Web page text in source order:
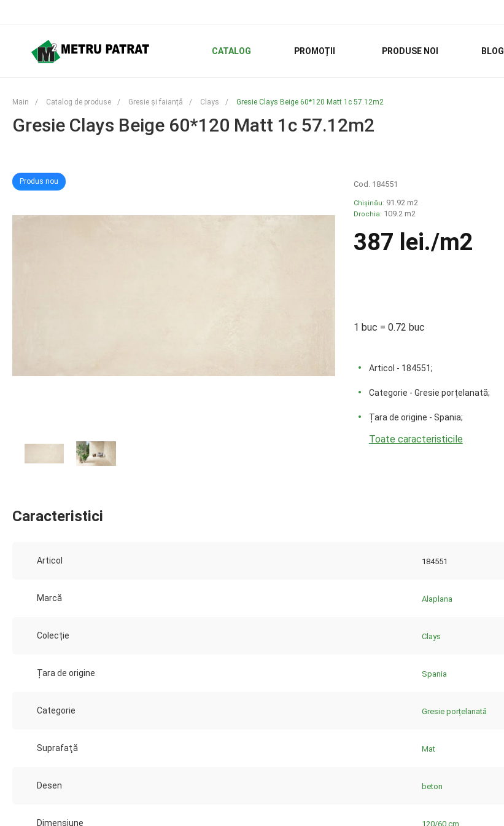
CATALOG PROMOȚII PRODUSE NOI BLOG
Main / Catalog de produse / Gresie și faianță / Clays / Gresie Clays Beige 60*120 Matt 1с 57.12m2
Gresie Clays Beige 60*120 Matt 1с 57.12m2
Produs nou Cod. 184551
Chișinău: 91.92 m2
Drochia: 109.2 m2
387 lei./m2
1 buc = 0.72 buc
Articol - 184551;
Categorie - Gresie porțelanată;
Țara de origine - Spania;
Toate caracteristicile
Caracteristici
Articol 184551
Marcă Alaplana
Colecție Clays
Țara de origine Spania
Categorie Gresie porțelanată
Suprafaţă Mat
Desen beton
Dimensiune 120/60 cm.